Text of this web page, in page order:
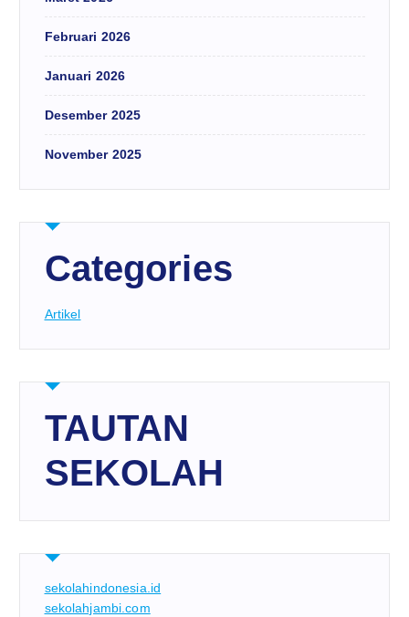
Februari 2026
Januari 2026
Desember 2025
November 2025
Categories
Artikel
TAUTAN
SEKOLAH
sekolahindonesia.id
sekolahjambi.com